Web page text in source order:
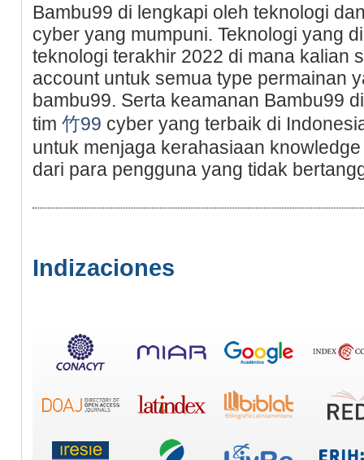
Bambu99 di lengkapi oleh teknologi
cyber yang mumpuni. Teknologi yang
teknologi terakhir 2022 di mana kalian
account untuk semua type permainan
bambu99. Serta keamanan Bambu99
tim 竹99 cyber yang terbaik di
untuk menjaga kerahasiaan
dari para pengguna yang tidak
Indizaciones